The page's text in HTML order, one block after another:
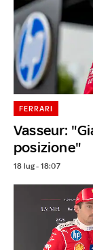
Vasseur:
posizione"
FERRARI
18 lug - 18:07